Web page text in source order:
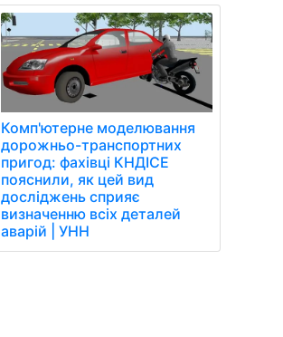
Комп'ютерне моделювання
дорожньо-транспортних
пригод: фахівці КНДІСЕ
пояснили, як цей вид
досліджень сприяє
визначенню всіх деталей
аварій | УНН